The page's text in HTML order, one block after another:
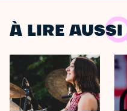
À LIRE AUSSI